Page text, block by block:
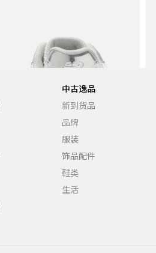
中古逸品
新到货品
品牌
服装
饰品配件
鞋类
生活